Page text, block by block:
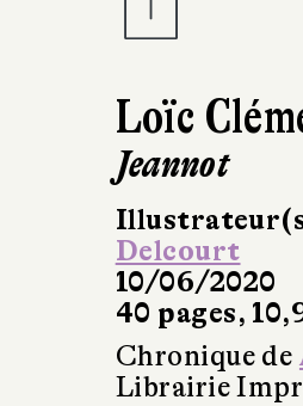
Loïc
Jeannot
Delcourt
10/06/2020
40 pages,
Chronique de
Librairie